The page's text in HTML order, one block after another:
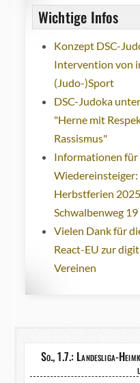
Wichtige Infos
Konzept DSC-
Intervention von
(Judo-)Sport
DSC-Judoka
"Herne mit
Rassismus"
Informationen
Wiedereinsteiger:
Herbstferien
Schwalbenweg 19
Vielen Dank für
React-EU zur
Vereinen
So., 1.7.: Landesliga-